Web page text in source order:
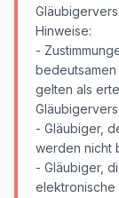
Hinweise:
-
bedeutsamen
gelten als
- Gläubiger,
werden nicht
- Gläubiger,
elektronische